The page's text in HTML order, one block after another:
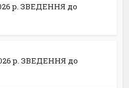
р. ЗВЕДЕННЯ до
р. ЗВЕДЕННЯ до